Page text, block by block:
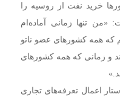
خرید نفت از روسیه را
تنها زمانی آماده‌ام
که همه کشورهای عضو ناتو
و زمانی که همه کشورهای
اعمال تعرفه‌های تجاری